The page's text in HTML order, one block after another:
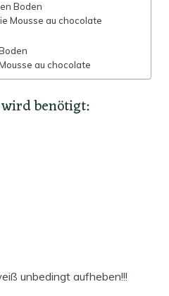
Boden
Mousse au chocolate
au chocolate
benötigt:
unbedingt aufheben!!!